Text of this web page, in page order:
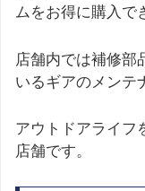
ムをお得に購入で
店舗内では補修部
いるギアのメンテ
アウトドアライフ
店舗です。